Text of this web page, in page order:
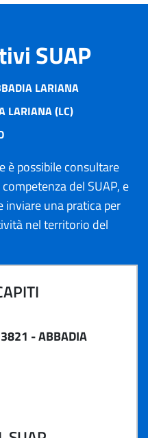
SUAP
LARIANA
LARIANA (LC)
è possibile consultare
del SUAP, e
inviare una pratica per
nel territorio del
- ABBADIA